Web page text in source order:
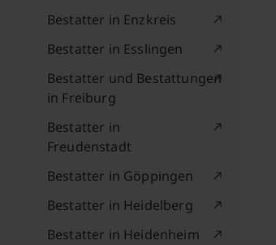
Bestatter in Enzkreis
Bestatter in Esslingen
Bestatter und Bestattungen
in Freiburg
Bestatter in
Freudenstadt
Bestatter in Göppingen
Bestatter in Heidelberg
Bestatter in Heidenheim